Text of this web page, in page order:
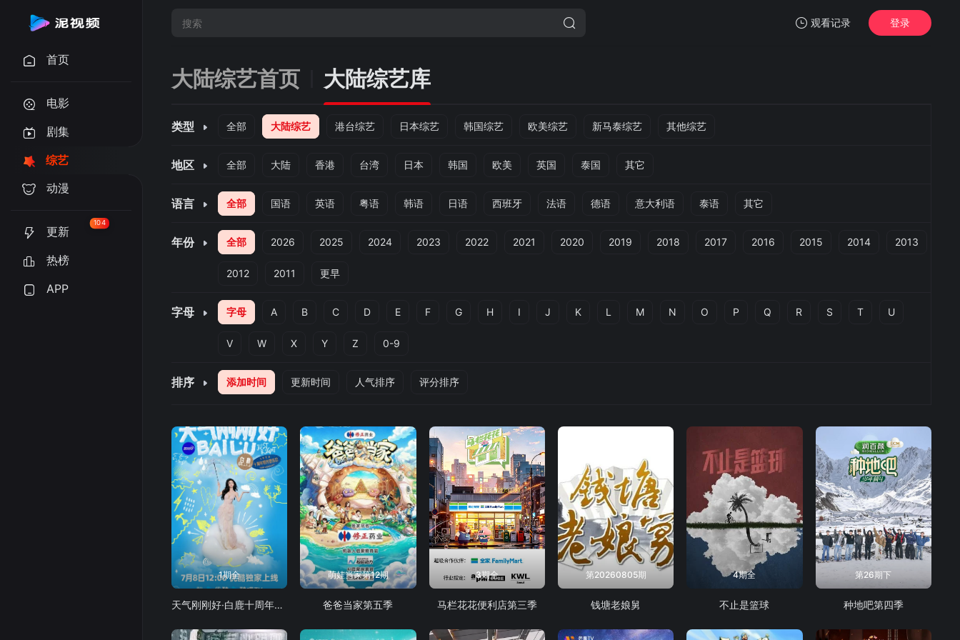
观看记录 登录
首页
电影
剧集
综艺
动漫
更新
104
热榜
APP
大陆综艺首页 大陆综艺库
类型 全部 大陆综艺 港台综艺 日本综艺 韩国综艺 欧美综艺 新马泰综艺 其他综艺
地区 全部 大陆 香港 台湾 日本 韩国 欧美 英国 泰国 其它
语言 全部 国语 英语 粤语 韩语 日语 西班牙 法语 德语 意大利语 泰语 其它
年份 全部 2026 2025 2024 2023 2022 2021 2020 2019 2018 2017 2016 2015 2014 2013
2012 2011 更早
字母 字母 A B C D E F G H I J K L M N O P Q R S T U
V W X Y Z 0-9
排序 添加时间 更新时间 人气排序 评分排序
1期全
天气刚刚好·白鹿十周年拾光音乐会
萌娃当家第12期
爸爸当家第五季
3期全
马栏花花便利店第三季
第20260805期
钱塘老娘舅
4期全
不止是篮球
第26期下
种地吧第四季